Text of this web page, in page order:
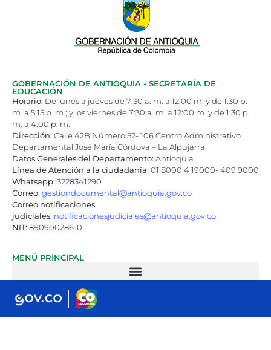
GOBERNACIÓN DE ANTIOQUIA - SECRETARÍA DE
EDUCACIÓN
Horario: De lunes a jueves de 7:30 a. m. a 12:00 m. y de 1:30 p.
m. a 5:15 p. m.; y los viernes de 7:30 a. m. a 12:00 m. y de 1:30 p.
m. a 4:00 p. m.
Dirección: Calle 42B Número 52- 106 Centro Administrativo
Departamental José María Córdova – La Alpujarra.
Datos Generales del Departamento: Antioquia
Línea de Atención a la ciudadanía: 01 8000 4 19000- 409 9000
Whatsapp: 3228341290
Correo: gestiondocumental@antioquia.gov.co
Correo notificaciones
judiciales: notificacionesjudiciales@antioquia.gov.co
NIT: 890900286-0
MENÚ PRINCIPAL